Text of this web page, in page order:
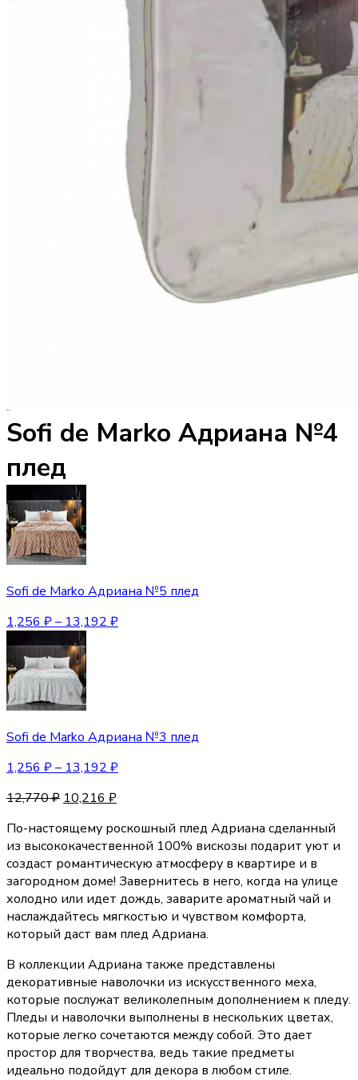
Sofi de Marko Адриана №4
плед
Sofi de Marko Адриана №5 плед
1,256 ₽– 13,192 ₽
Sofi de Marko Адриана №3 плед
1,256 ₽– 13,192 ₽
12,770₽ 10,216 ₽
По-настоящему роскошный плед Адриана сделанный
из высококачественной 100% вискозы подарит уют и
создаст романтическую атмосферу в квартире и в
загородном доме! Завернитесь в него, когда на улице
холодно или идет дождь, заварите ароматный чай и
наслаждайтесь мягкостью и чувством комфорта,
который даст вам плед Адриана.
В коллекции Адриана также представлены
декоративные наволочки из искусственного меха,
которые послужат великолепным дополнением к пледу.
Пледы и наволочки выполнены в нескольких цветах,
которые легко сочетаются между собой. Это дает
простор для творчества, ведь такие предметы
идеально подойдут для декора в любом стиле.